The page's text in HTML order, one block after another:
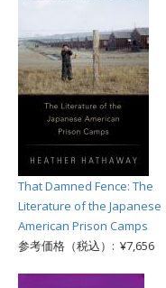
That Damned Fence: The
Literature of the Japanese
American Prison Camps
参考価格（税込）: ¥7,656